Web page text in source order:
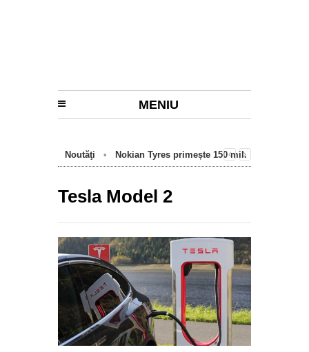
MENIU
Noutăţi •
Nokian Tyres primește 150 mil.
Tesla Model 2